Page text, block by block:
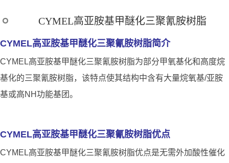
CYMEL高亚胺基甲醚化三聚氰胺树脂
CYMEL高亚胺基甲醚化三聚氰胺树脂简介
CYMEL高亚胺基甲醚化三聚氰胺树脂为部分甲氧基化和高度烷
基化的三聚氰胺树脂，该特点使其结构中含有大量烷氧基/亚胺
基或高NH功能基团。
CYMEL高亚胺基甲醚化三聚氰胺树脂优点
CYMEL高亚胺基甲醚化三聚氰胺树脂优点是无需外加酸性催化